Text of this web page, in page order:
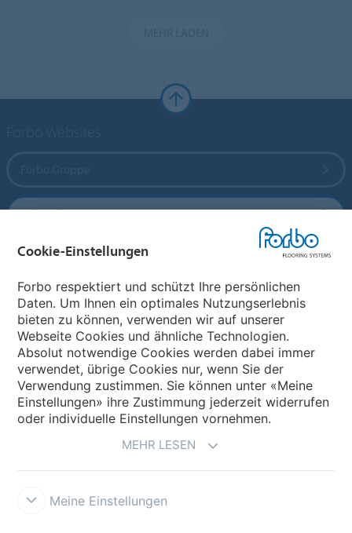
Forbo Flooring Systems
Forbo Movement Systems
Land auswählen
Land auswählen
Cookie-Einstellungen
Forbo respektiert und schützt Ihre persönlichen
Daten. Um Ihnen ein optimales Nutzungserlebnis
bieten zu können, verwenden wir auf unserer
Webseite Cookies und ähnliche Technologien.
Absolut notwendige Cookies werden dabei immer
verwendet, übrige Cookies nur, wenn Sie der
Verwendung zustimmen. Sie können unter «Meine
Einstellungen» ihre Zustimmung jederzeit widerrufen
oder individuelle Einstellungen vornehmen.
MEHR LESEN
Meine Einstellungen